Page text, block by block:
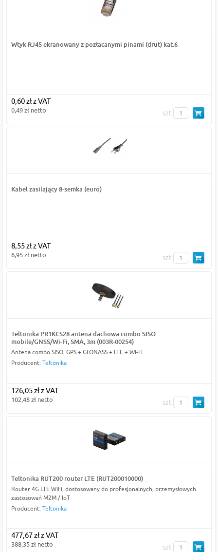
Wtyk RJ45 ekranowany z pozłacanymi pinami (drut) kat.6
0,60 zł z VAT
0,49 zł netto szt
Kabel zasilający 8-semka (euro)
8,55 zł z VAT
6,95 zł netto szt
Teltonika PR1KCS28 antena dachowa combo SISO
mobile/GNSS/Wi-Fi, SMA, 3m (003R-00254)
Antena combo SISO, GPS + GLONASS + LTE + Wi-Fi
Producent: Teltonika
126,05 zł z VAT
102,48 zł netto szt
Teltonika RUT200 router LTE (RUT200010000)
Router 4G LTE WiFi, dostosowany do profesjonalnych, przemysłowych
zastosowań M2M / IoT
Producent: Teltonika
477,67 zł z VAT
388,35 zł netto szt